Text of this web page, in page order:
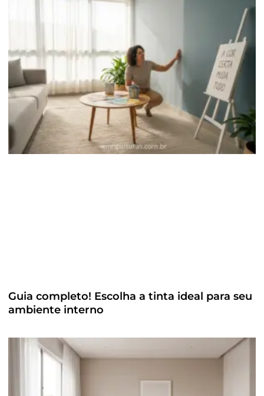
Guia completo! Escolha a tinta ideal para seu
ambiente interno